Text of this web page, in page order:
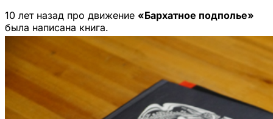
10 лет назад про движение «Бархатное подполье»
была написана книга.